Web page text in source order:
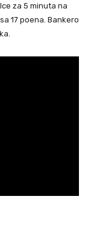
za 5 minuta na
17 poena. Bankero